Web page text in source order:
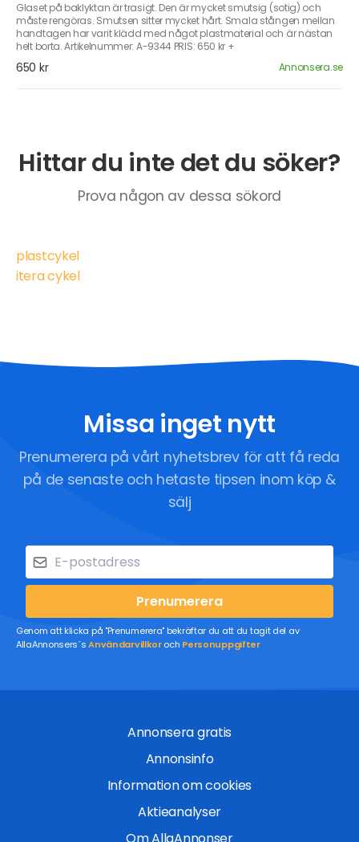
Glaset på baklyktan är trasigt. Den är mycket smutsig (sotig) och
måste rengöras. Smutsen sitter mycket hårt. Smala stången mellan
handtagen har varit klädd med något plastmaterial och är nästan
helt borta. Artikelnummer: A-9344 PRIS: 650 kr +
650 kr Annonsera.se
Hittar du inte det du söker?
Prova någon av dessa sökord
plastcykel
itera cykel
Missa inget nytt
Prenumerera på vårt nyhetsbrev för att få reda
på de senaste och hetaste tipsen inom köp &
sälj
Prenumerera
Genom att klicka på "Prenumerera" bekräftar du att du tagit del av
AllaAnnonsers´sAnvändarvillkoroch Personuppgifter
Annonsera gratis
Annonsinfo
Information om cookies
Aktieanalyser